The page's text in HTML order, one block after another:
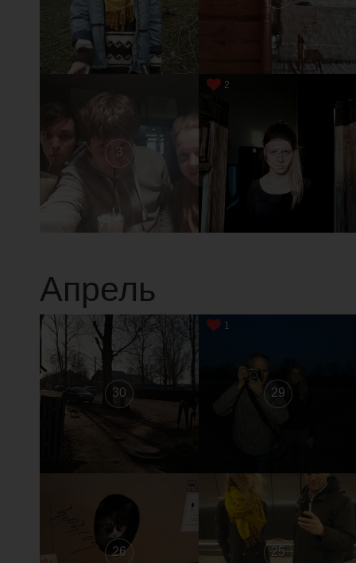
3 2
2
Апрель
30 29
1
26 25